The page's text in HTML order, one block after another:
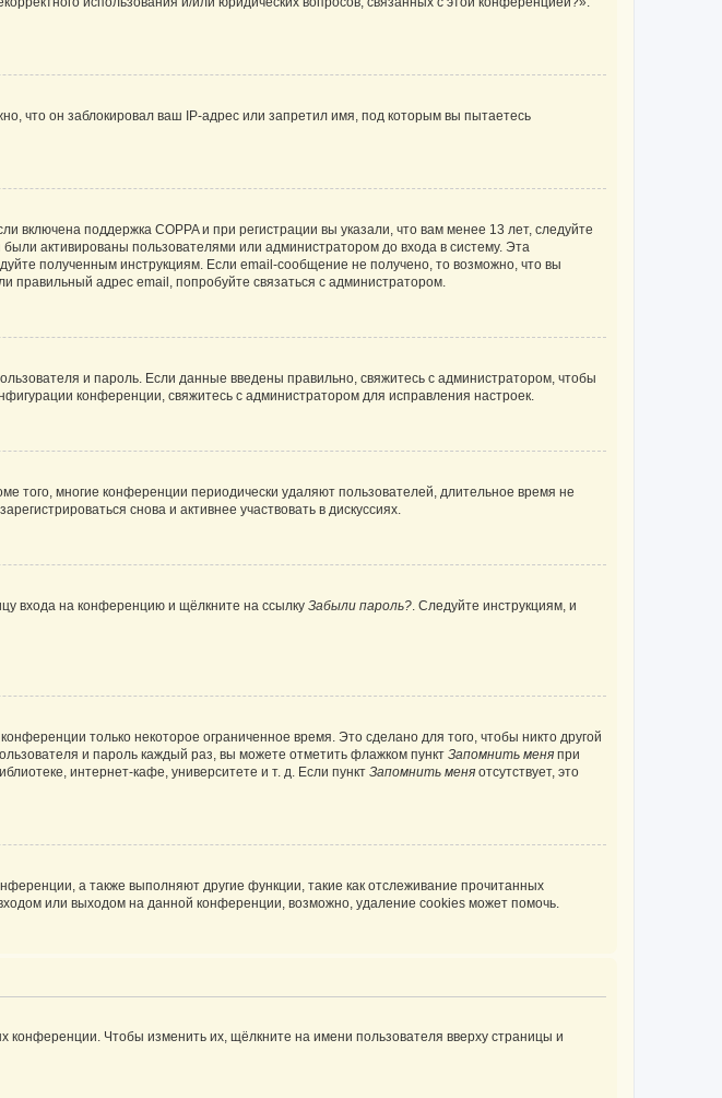
что он заблокировал ваш IP-адрес или запретил имя, под которым вы пытаетесь
поддержка COPPA и при регистрации вы указали, что вам менее 13 лет, следуйте
активированы пользователями или администратором до входа в систему. Эта
полученным инструкциям. Если email-сообщение не получено, то возможно, что вы
правильный адрес email, попробуйте связаться с администратором.
и пароль. Если данные введены правильно, свяжитесь с администратором, чтобы
конференции, свяжитесь с администратором для исправления настроек.
того, многие конференции периодически удаляют пользователей, длительное время не
снова и активнее участвовать в дискуссиях.
входа на конференцию и щёлкните на ссылку Забыли пароль?. Следуйте инструкциям, и
только некоторое ограниченное время. Это сделано для того, чтобы никто другой
и пароль каждый раз, вы можете отметить флажком пункт Запомнить меня при
интернет-кафе, университете и т. д. Если пункт Запомнить меня отсутствует, это
а также выполняют другие функции, такие как отслеживание прочитанных
или выходом на данной конференции, возможно, удаление cookies может помочь.
конференции. Чтобы изменить их, щёлкните на имени пользователя вверху страницы и